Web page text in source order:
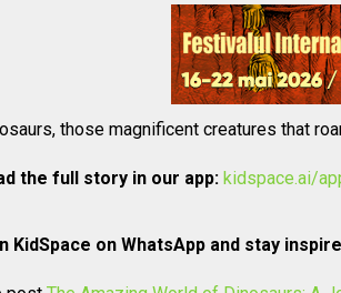
those magnificent creatures that
the full story in our app: kidspace.ai/
KidSpace on WhatsApp and stay